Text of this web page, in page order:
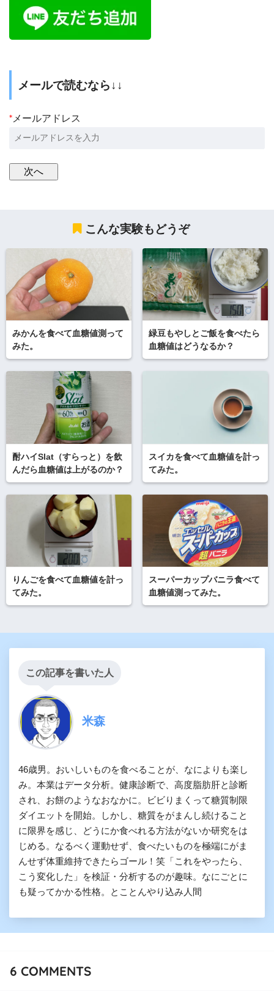
メールで読むなら↓↓
* メールアドレス
こんな実験もどうぞ
みかんを食べて血糖値測って
みた。
緑豆もやしとご飯を食べたら
血糖値はどうなるか？
酎ハイSlat（すらっと）を飲
んだら血糖値は上がるのか？
スイカを食べて血糖値を計っ
てみた。
りんごを食べて血糖値を計っ
てみた。
スーパーカップバニラ食べて
血糖値測ってみた。
この記事を書いた人
米森
46歳男。おいしいものを食べることが、なによりも楽し
み。本業はデータ分析。健康診断で、高度脂肪肝と診断
され、お餅のようなおなかに。ビビりまくって糖質制限
ダイエットを開始。しかし、糖質をがまんし続けること
に限界を感じ、どうにか食べれる方法がないか研究をは
じめる。なるべく運動せず、食べたいものを極端にがま
んせず体重維持できたらゴール！笑「これをやったら、
こう変化した」を検証・分析するのが趣味。なにごとに
も疑ってかかる性格。とことんやり込み人間
6 COMMENTS